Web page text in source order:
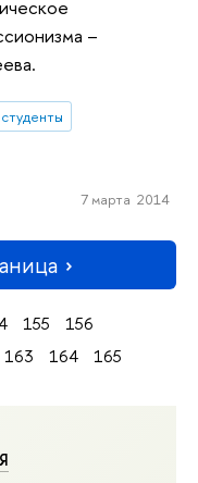
–
студенты
7 марта 2014
155
156
163 164
165